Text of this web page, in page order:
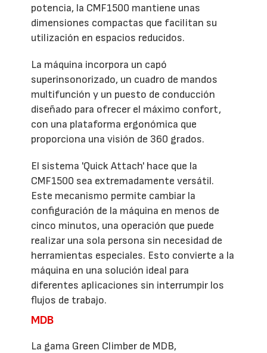
potencia, la CMF1500 mantiene unas
dimensiones compactas que facilitan su
utilización en espacios reducidos.
La máquina incorpora un capó
superinsonorizado, un cuadro de mandos
multifunción y un puesto de conducción
diseñado para ofrecer el máximo confort,
con una plataforma ergonómica que
proporciona una visión de 360 grados.
El sistema 'Quick Attach' hace que la
CMF1500 sea extremadamente versátil.
Este mecanismo permite cambiar la
configuración de la máquina en menos de
cinco minutos, una operación que puede
realizar una sola persona sin necesidad de
herramientas especiales. Esto convierte a la
máquina en una solución ideal para
diferentes aplicaciones sin interrumpir los
flujos de trabajo.
MDB
La gama Green Climber de MDB,